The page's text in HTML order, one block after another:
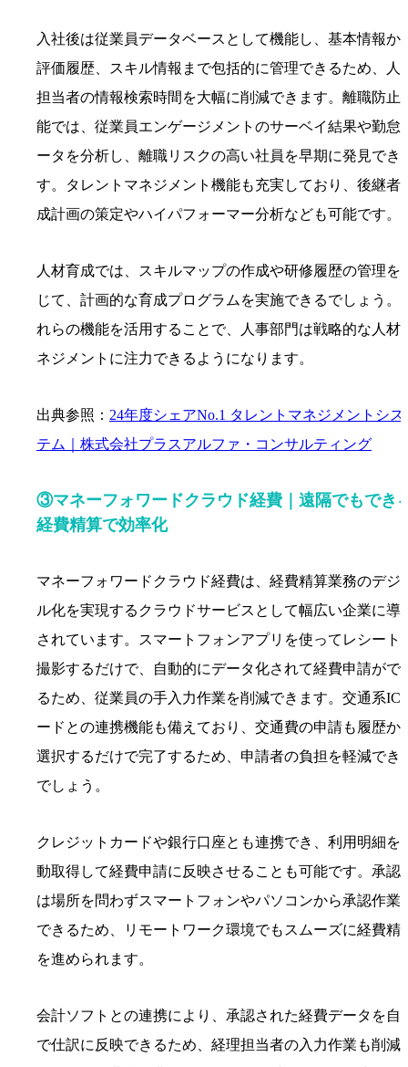
入社後は従業員データベースとして機能し、基本情報か
評価履歴、スキル情報まで包括的に管理できるため、人
担当者の情報検索時間を大幅に削減できます。離職防止
能では、従業員エンゲージメントのサーベイ結果や勤怠
ータを分析し、離職リスクの高い社員を早期に発見でき
す。タレントマネジメント機能も充実しており、後継者
成計画の策定やハイパフォーマー分析なども可能です。
人材育成では、スキルマップの作成や研修履歴の管理を
じて、計画的な育成プログラムを実施できるでしょう。
れらの機能を活用することで、人事部門は戦略的な人材
ネジメントに注力できるようになります。
出典参照： 24年度シェアNo.1 タレントマネジメントシス
テム｜株式会社プラスアルファ・コンサルティング
③マネーフォワードクラウド経費｜遠隔でもでき
経費精算で効率化
マネーフォワードクラウド経費は、経費精算業務のデジ
ル化を実現するクラウドサービスとして幅広い企業に導
されています。スマートフォンアプリを使ってレシート
撮影するだけで、自動的にデータ化されて経費申請がで
るため、従業員の手入力作業を削減できます。交通系IC
ードとの連携機能も備えており、交通費の申請も履歴か
選択するだけで完了するため、申請者の負担を軽減でき
でしょう。
クレジットカードや銀行口座とも連携でき、利用明細を
動取得して経費申請に反映させることも可能です。承認
は場所を問わずスマートフォンやパソコンから承認作業
できるため、リモートワーク環境でもスムーズに経費精
を進められます。
会計ソフトとの連携により、承認された経費データを自
で仕訳に反映できるため、経理担当者の入力作業も削減